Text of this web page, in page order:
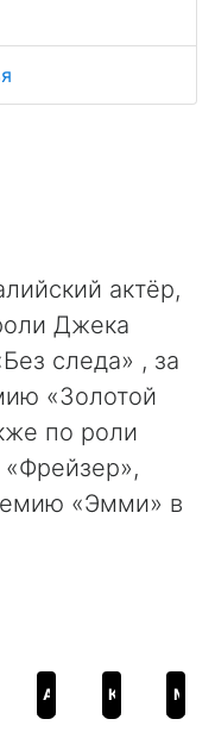
актёр,
Джека
следа» , за
«Золотой
по роли
«Эмми» в